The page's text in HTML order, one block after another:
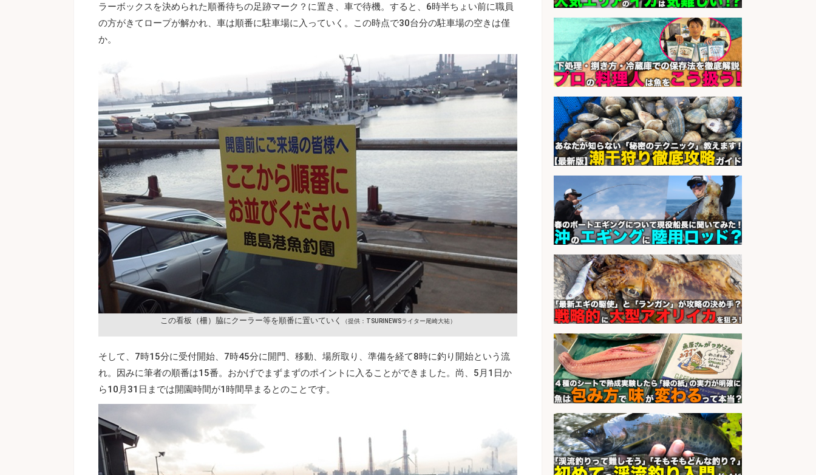
ラーボックスを決められた順番待ちの足跡マーク？に置き、車で待機。すると、6時半ちょい前に職員
の方がきてロープが解かれ、車は順番に駐車場に入っていく。この時点で30台分の駐車場の空きは僅
か。
この看板（柵）脇にクーラー等を順番に置いていく （提供：TSURINEWSライター尾崎大祐）
そして、7時15分に受付開始、7時45分に開門、移動、場所取り、準備を経て8時に釣り開始という流
れ。因みに筆者の順番は15番。おかげでまずまずのポイントに入ることができました。尚、5月1日か
ら10月31日までは開園時間が1時間早まるとのことです。
さらに求人情報を見る